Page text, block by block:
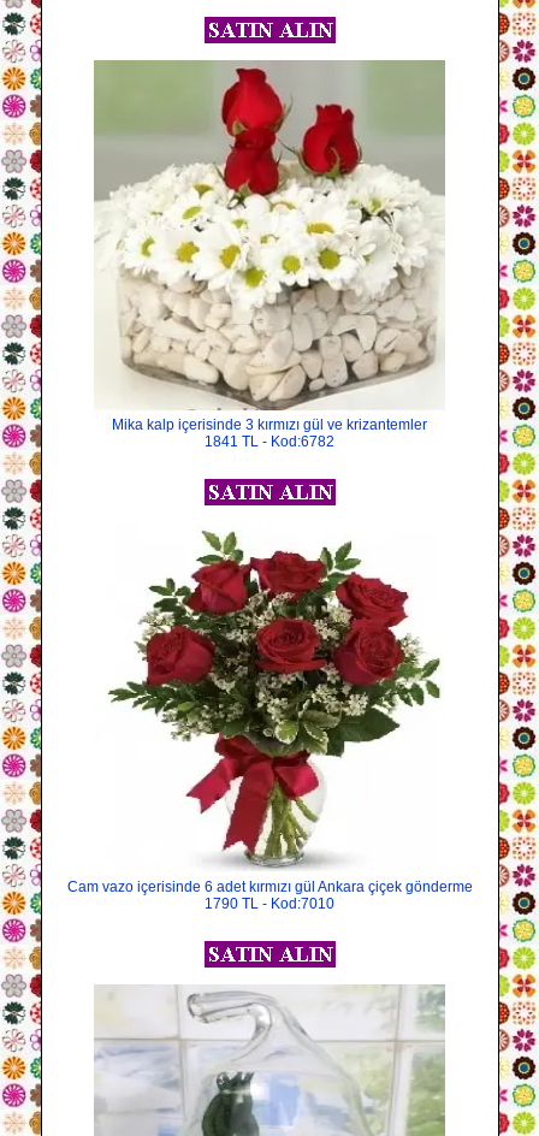
Mika kalp içerisinde 3 kırmızı gül ve krizantemler
1841 TL - Kod:6782
Cam vazo içerisinde 6 adet kırmızı gül Ankara çiçek gönderme
1790 TL - Kod:7010